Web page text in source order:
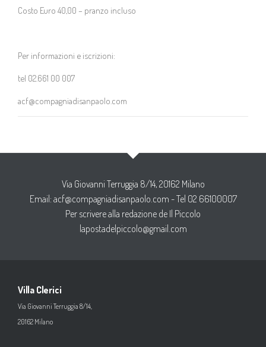
Costo Euro 40,00 – pranzo incluso
Per informazioni e iscrizioni:
tel 02.661 00 007
acf@compagniadisanpaolo.com
Via Giovanni Terruggia 8/14, 20162 Milano
Email: acf@compagniadisanpaolo.com - Tel 02 66100007
Per scrivere alla redazione de Il Piccolo
lapostadelpiccolo@gmail.com
Villa Clerici
Via Giovanni Terruggia 8/14,
20162 Milano